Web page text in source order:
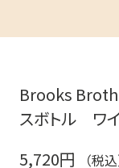
Brooks
スボトル ワ
5,720円
（税込